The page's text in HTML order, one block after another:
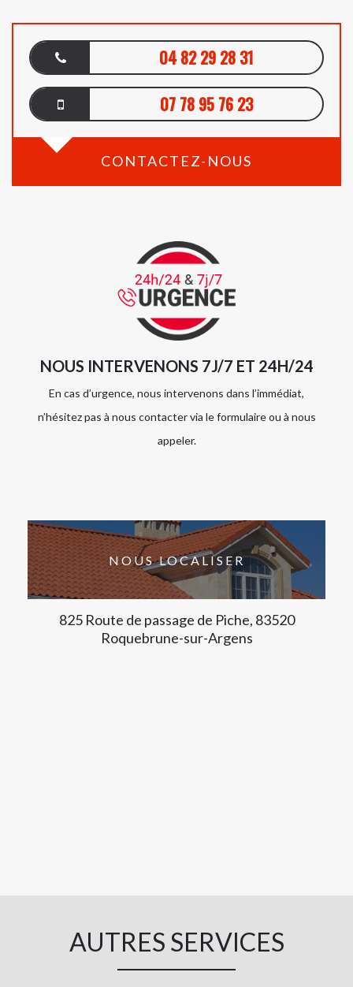
04 82 29 28 31
07 78 95 76 23
CONTACTEZ-NOUS
NOUS INTERVENONS 7J/7 ET 24H/24
En cas d’urgence, nous intervenons dans l’immédiat,
n’hésitez pas à nous contacter via le formulaire ou à nous
appeler.
NOUS LOCALISER
825 Route de passage de Piche, 83520
Roquebrune-sur-Argens
AUTRES SERVICES